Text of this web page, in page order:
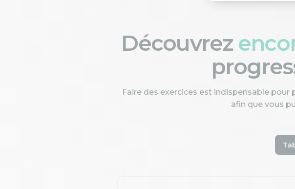
Découvrez
Faire des exercices est indispensable pour
afin que vous